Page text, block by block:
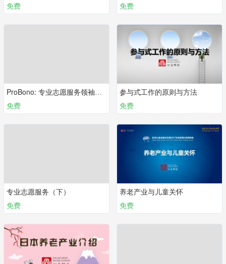
免费
免费
ProBono: 专业志愿服务领袖的训练营
免费
参与式工作的原则与方法
免费
专业志愿服务（下）
免费
养老产业与儿童关怀
免费